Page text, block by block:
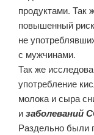
продуктами. Так
повышенный
не
с мужчинами.
Так же
употребление
молока и сыра
изаболеваний
Раздельно были